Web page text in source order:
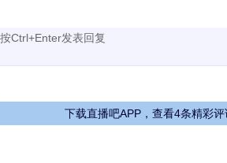
按Ctrl+Enter发表回复
下载直播吧APP，查看4条精彩评